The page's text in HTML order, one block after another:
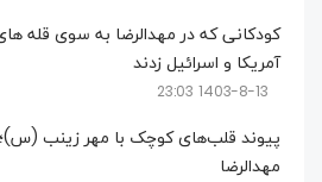
کودکانی که در مهدالرضا به سوی قله
آمریکا و اسرائیل زدند
1403-8-13 23:03
پیوند قلب‌های کوچک با مهر زینب (س)؛
مهدالرضا